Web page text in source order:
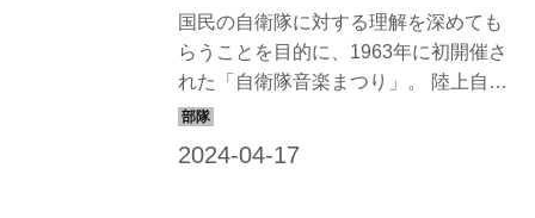
自衛隊の総合窓口となる。 自衛官募集
業務を行う募集課をはじめ、隊員の再
就職を支援する援護課、予備自衛官の...
国民の自衛隊に対する理解を深めても
らうことを目的に、1963年に初開催さ
れた「自衛隊音楽まつり」。 陸上自衛
隊中央音楽隊、海上自衛隊東京音楽